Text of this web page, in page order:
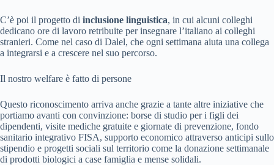
C’è poi il progetto di inclusione linguistica, in cui alcuni colleghi
dedicano ore di lavoro retribuite per insegnare l’italiano ai colleghi
stranieri. Come nel caso di Dalel, che ogni settimana aiuta una collega
a integrarsi e a crescere nel suo percorso.
Il nostro welfare è fatto di persone
Questo riconoscimento arriva anche grazie a tante altre iniziative che
portiamo avanti con convinzione: borse di studio per i figli dei
dipendenti, visite mediche gratuite e giornate di prevenzione, fondo
sanitario integrativo FISA, supporto economico attraverso anticipi sullo
stipendio e progetti sociali sul territorio come la donazione settimanale
di prodotti biologici a case famiglia e mense solidali.